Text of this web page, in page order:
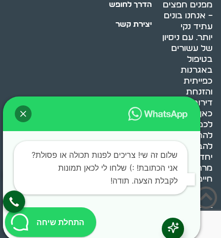
מפנים חפצים
– אנחנו בונים
עתיד נקי
יותר. עם ניסיון
של עשורים
בטיפול
באגרנות
כפייתית
והזנחת
דירות, אנחנו
כאן כדי לעזור
לכם
להתמודד,
להבין ולשנות.
יחד, ניצור
מרחב
חיים בריא ומאוזן.
הדרך לחופש
יצירת קשר
הזכויות שמורות.
שלום זה שי! צריכים לפנות תכולה או פסולת?
אני הכתובת! :) שלחו לי לכאן תמונות
לקבלת הצעה. תודה!
התחלת שיחה